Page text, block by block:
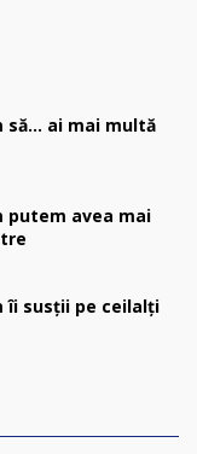
să… ai mai multă
putem avea mai
îi susții pe ceilalți